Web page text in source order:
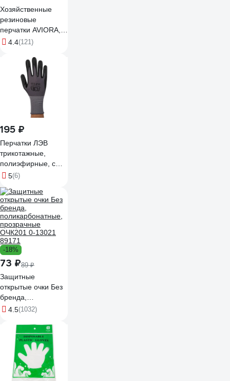
Хозяйственные
резиновые
перчатки AVIORA,
размер XL 402-569
4.4(121)
195 ₽
Перчатки ЛЭВ
трикотажные,
полиэфирные, с
нитриловым
напылением
168083/7
5(6)
-18%
73 ₽89 ₽
Защитные
открытые очки Без
бренда,
поликарбонатные,
ОЧК201 0-13021
89171
4.5(1032)